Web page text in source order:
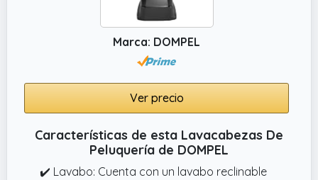
Marca: DOMPEL
Ver precio
Características de esta Lavacabezas De
Peluquería de DOMPEL
✔️ Lavabo: Cuenta con un lavabo reclinable